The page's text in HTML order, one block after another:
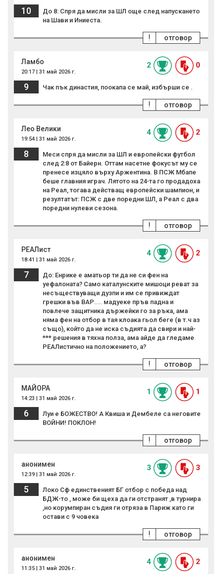
10
До 8: Спря да мисли за ШЛ още след напускането
на Шави и Иниеста.
отговор
!
Ламбо
20:17 | 31 май 2026 г.
2 0
9 Чак пък династия, поокапа се май, избърши се .
отговор
!
Лео Велики
19:54 | 31 май 2026 г.
4 2
8
Меси спря да мисли за ШЛ и европейски футбол
след 2:8 от Байерн. Оттам насетне фокусът му се
пренесе изцяло върху Аржентина. В ПСЖ Мбапе
беше главния играч. Лятото на 24-та го продадоха
на Реал, тогава действащ европейски шампион, и
резултатът: ПСЖ с две поредни ШЛ, а Реал с два
поредни нулеви сезона.
отговор
!
РЕАЛист
18:41 | 31 май 2026 г.
4 2
7
До: Енрике е аматьор ти да не си фен на
уефалоната? Само каталунските мишоци реват за
несъществуващи дузпи и им се привиждат
грешки във ВАР.... мадуеке пръв падна и
повлече защитника държейки го за ръка, ама
няма фен на отбор в тая клoaка гьол беге (в т.ч аз
също), който да не иска съдията да свири и най-
*** решения в тяхна полза, ама айде да гледаме
РЕАЛистично на положението, а?
отговор
!
МАЙОPA
14:23 | 31 май 2026 г.
1 1
6
Луи е БОЖЕСТВО! А Квиша и Дембеле са неговите
ВОЙНИ! ПОКЛОН!
отговор
!
анонимен
12:39 | 31 май 2026 г.
3 3
5
Локо Сф единственият БГ отбор с победа над
БДЖ-то , може би щеха да ги отстранят ,в турнира
,но корумпиран съдия ги отряза в Париж като ги
остави с 9 човека
отговор
!
анонимен
11:35 | 31 май 2026 г.
4 2